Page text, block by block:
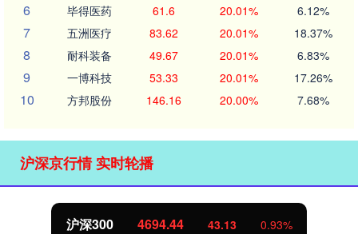
6 毕得医药 61.6 20.01% 6.12%
7 五洲医疗 83.62 20.01% 18.37%
8 耐科装备 49.67 20.01% 6.83%
9 一博科技 53.33 20.01% 17.26%
10 方邦股份 146.16 20.00% 7.68%
沪深京行情 实时轮播
沪深300 4694.44 43.13 0.93%